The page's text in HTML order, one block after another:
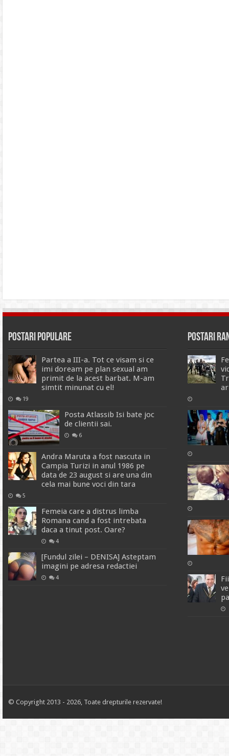
Postari Populare
Partea a III-a. Tot ce visam si ce
imi doream pe plan sexual am
primit de la acest barbat. M-am
simtit minunat cu el!
19
Posta Atlassib Isi bate joc
de clientii sai.
6
Andra Maruta a fost nascuta in
Campia Turizi in anul 1986 pe
data de 23 august si are una din
cela mai bune voci din tara
5
Femeia care a distrus limba
Romana cand a fost intrebata
daca a tinut post. Oare?
4
[Fundul zilei – DENISA] Asteptam
imagini pe adresa redactiei
4
Postari
© Copyright 2013 - 2026, Toate drepturile rezervate!